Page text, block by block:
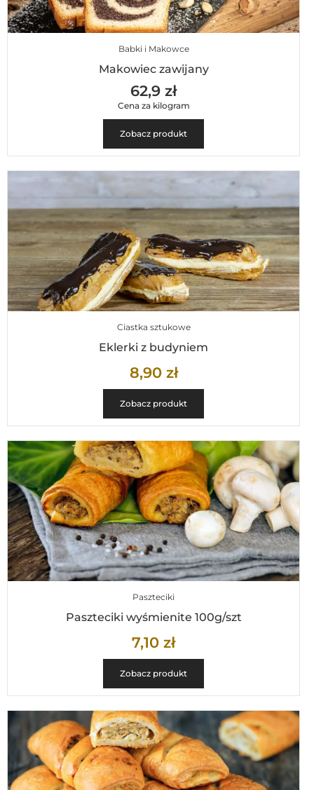
Babki i Makowce
Makowiec zawijany
62,9 zł
Cena za kilogram
Zobacz produkt
Ciastka sztukowe
Eklerki z budyniem
8,90 zł
Zobacz produkt
Paszteciki
Paszteciki wyśmienite 100g/szt
7,10 zł
Zobacz produkt